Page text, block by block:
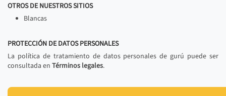
OTROS DE NUESTROS SITIOS
Blancas
PROTECCIÓN DE DATOS PERSONALES
La política de tratamiento de datos personales de gurú puede ser
consultada en Términos legales.